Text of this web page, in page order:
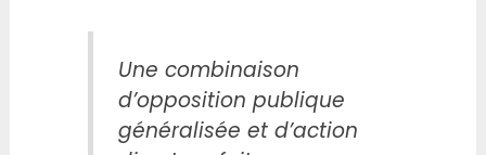
Une combinaison
d’opposition publique
généralisée et d’action